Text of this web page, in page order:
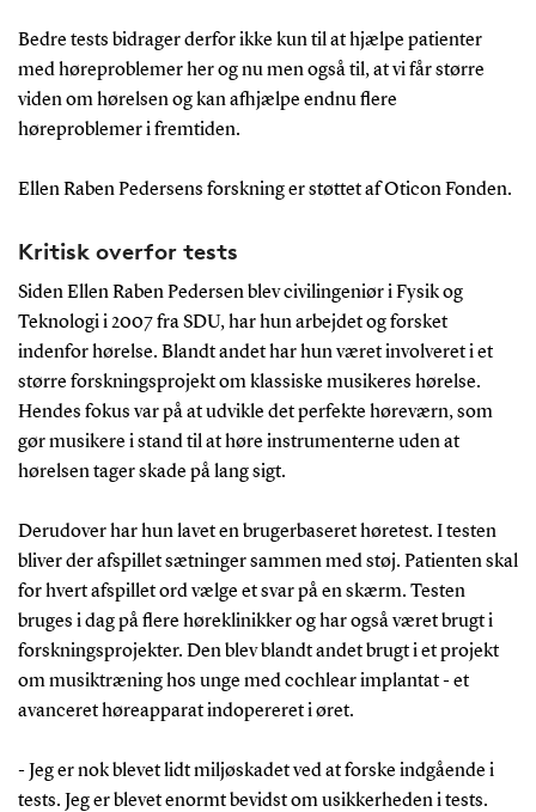
Bedre tests bidrager derfor ikke kun til at hjælpe patienter
med høreproblemer her og nu men også til, at vi får større
viden om hørelsen og kan afhjælpe endnu flere
høreproblemer i fremtiden.
Ellen Raben Pedersens forskning er støttet af Oticon Fonden.
Kritisk overfor tests
Siden Ellen Raben Pedersen blev civilingeniør i Fysik og
Teknologi i 2007 fra SDU, har hun arbejdet og forsket
indenfor hørelse. Blandt andet har hun været involveret i et
større forskningsprojekt om klassiske musikeres hørelse.
Hendes fokus var på at udvikle det perfekte høreværn, som
gør musikere i stand til at høre instrumenterne uden at
hørelsen tager skade på lang sigt.
Derudover har hun lavet en brugerbaseret høretest. I testen
bliver der afspillet sætninger sammen med støj. Patienten skal
for hvert afspillet ord vælge et svar på en skærm. Testen
bruges i dag på flere høreklinikker og har også været brugt i
forskningsprojekter. Den blev blandt andet brugt i et projekt
om musiktræning hos unge med cochlear implantat - et
avanceret høreapparat indopereret i øret.
- Jeg er nok blevet lidt miljøskadet ved at forske indgående i
tests. Jeg er blevet enormt bevidst om usikkerheden i tests.